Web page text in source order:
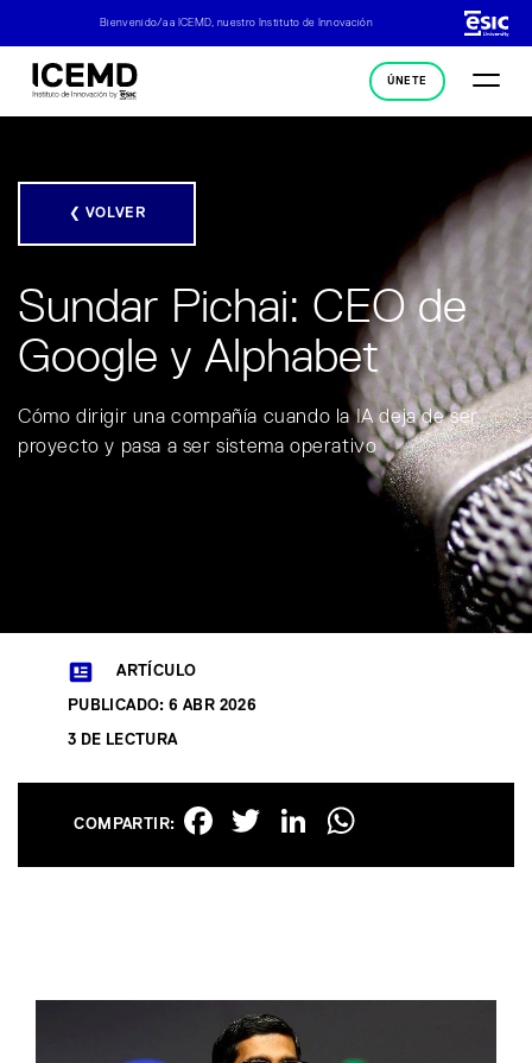
Bienvenido/a a ICEMD, nuestro Instituto de Innovación
ÚNETE
❮ VOLVER
Sundar Pichai: CEO de
Google y Alphabet
Cómo dirigir una compañía cuando la IA deja de ser
proyecto y pasa a ser sistema operativo
ARTÍCULO
PUBLICADO: 6 ABR 2026
3 DE LECTURA
COMPARTIR: Facebook
TwitterLinkedIn